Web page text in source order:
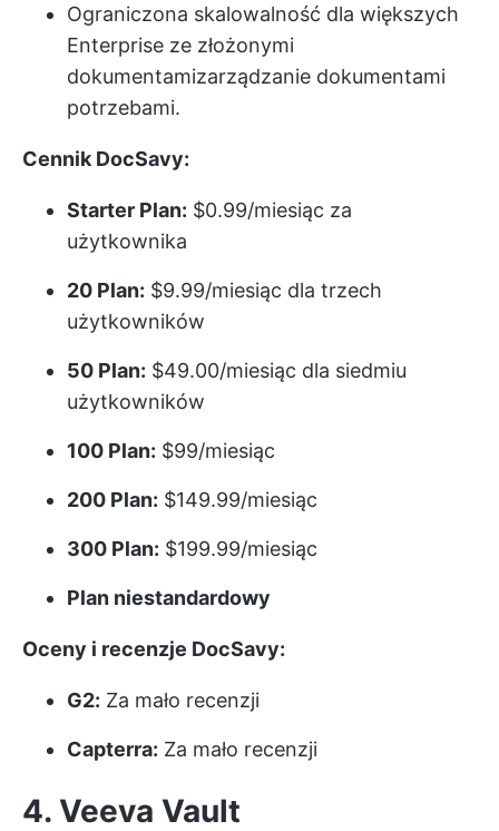
Ograniczona skalowalność dla większych
Enterprise ze złożonymi
dokumentamizarządzanie dokumentami
potrzebami.
Cennik DocSavy:
Starter Plan: $0.99/miesiąc za
użytkownika
20 Plan: $9.99/miesiąc dla trzech
użytkowników
50 Plan: $49.00/miesiąc dla siedmiu
użytkowników
100 Plan: $99/miesiąc
200 Plan: $149.99/miesiąc
300 Plan: $199.99/miesiąc
Plan niestandardowy
Oceny i recenzje DocSavy:
G2: Za mało recenzji
Capterra: Za mało recenzji
4. Veeva Vault